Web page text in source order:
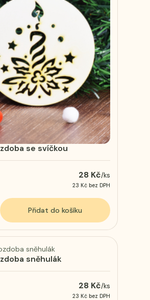
se svíčkou
28 Kč/ks
23 Kč bez DPH
Přidat do košíku
sněhulák
28 Kč/ks
23 Kč bez DPH